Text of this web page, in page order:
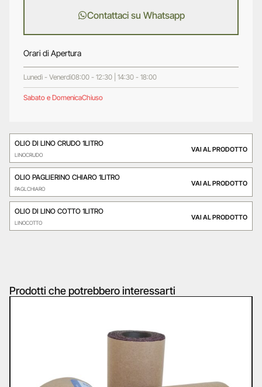
Contattaci su Whatsapp
Orari di Apertura
Lunedì - Venerdì08:00 - 12:30 | 14:30 - 18:00
Sabato e DomenicaChiuso
OLIO DI LINO CRUDO 1LITRO
LINOCRUDO
VAI AL PRODOTTO
OLIO PAGLIERINO CHIARO 1LITRO
PAGLCHIARO
VAI AL PRODOTTO
OLIO DI LINO COTTO 1LITRO
LINOCOTTO
VAI AL PRODOTTO
Prodotti che potrebbero interessarti